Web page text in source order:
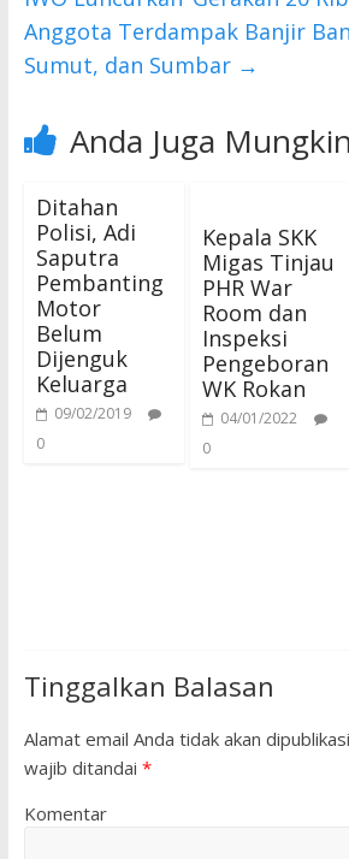
Anggota Terdampak Banjir
Sumut, dan Sumbar →
Anda Juga
Ditahan
Polisi, Adi
Saputra
Pembanting
Motor
Belum
Dijenguk
Keluarga
09/02/2019
0
Kepala SKK
Migas Tinjau
PHR War
Room dan
Inspeksi
Pengeboran
WK Rokan
04/01/2022
0
Tinggalkan Balasan
Alamat email Anda tidak akan
wajib ditandai *
Komentar